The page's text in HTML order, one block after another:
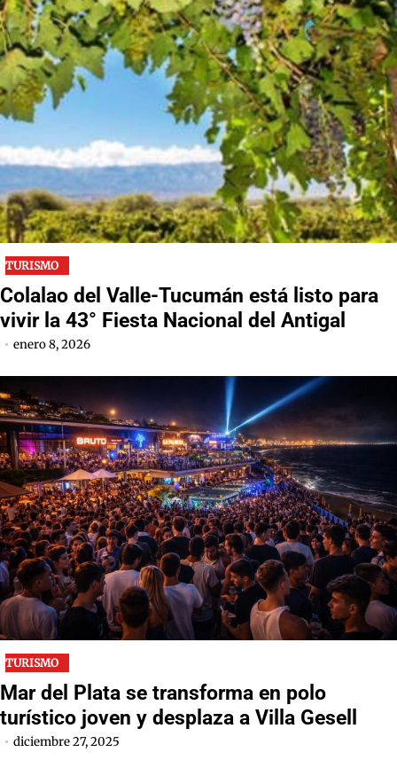
TURISMO
Colalao del Valle-Tucumán está listo para
vivir la 43° Fiesta Nacional del Antigal
enero 8, 2026
TURISMO
Mar del Plata se transforma en polo
turístico joven y desplaza a Villa Gesell
diciembre 27, 2025